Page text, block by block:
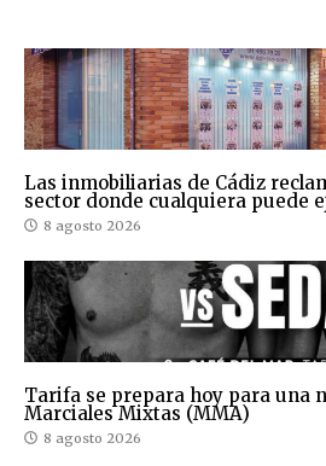
Las inmobiliarias de Cádiz
sector donde cualquiera puede
8 agosto 2026
Tarifa se prepara hoy para una
Marciales Mixtas (MMA)
8 agosto 2026